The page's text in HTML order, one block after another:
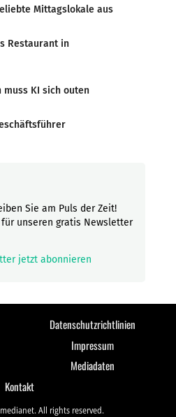
Mittagslokale aus
Restaurant in
muss KI sich outen
Sie am Puls der Zeit!
unseren gratis Newsletter
jetzt abonnieren
Datenschutzrichtlinien
Impressum
Mediadaten
Kontakt
All rights reserved.